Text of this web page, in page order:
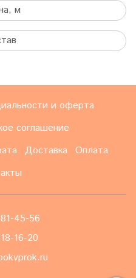
м
и оферта
соглашение
Доставка
Оплата
45-56
16-20